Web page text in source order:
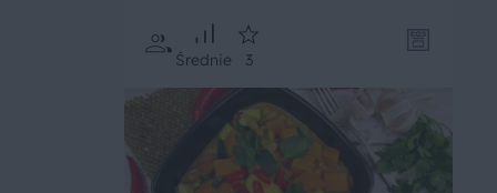
Średnie 3